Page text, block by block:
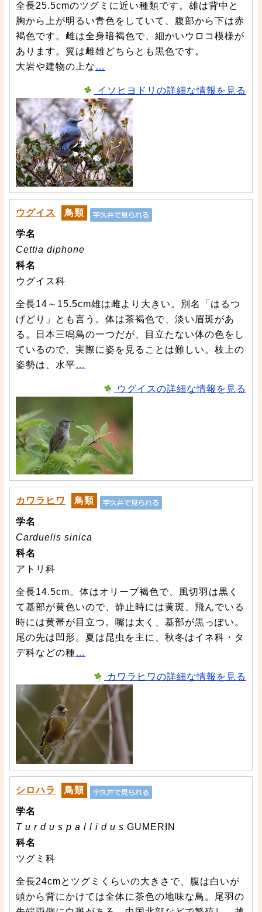
全長25.5cmのツグミに近い種類です。雄は背中と
胸から上が明るい青色をしていて、腹部から下は赤
褐色です。雌は全身暗褐色で、細かいウロコ模様が
あります。翼は雌雄どちらとも黒色です。
大岩や建物の上な …
イソヒヨドリの詳細な情報を見る
ウグイス 鳥類
学名
Cettia diphone
科名
ウグイス科
全長14～15.5cm雄は雌より大きい。別名「はるつ
げどり」とも言う。体は茶褐色で、淡い眉斑があ
る。日本三鳴鳥の一つだが、目立たない体の色をし
ているので、実際に姿を見ることは難しい。枝上の
姿勢は、水平…
ウグイスの詳細な情報を見る
カワラヒワ 鳥類
学名
Carduelis sinica
科名
アトリ科
全長14.5cm。体はオリーブ褐色で、風切羽は黒く
て基部が黄色いので、静止時には黄斑、飛んでいる
時には黄帯が目立つ。嘴は太く、基部が黒っぽい。
尾の先は凹形。夏は昆虫を主に、秋冬はイネ科・タ
デ科などの種…
カワラヒワの詳細な情報を見る
シロハラ 鳥類
学名
T u r d u s p a l l i d u s GUMERIN
科名
ツグミ科
全長24cmとツグミくらいの大きさで、腹は白いが
頭から背にかけては全体に茶色の地味な鳥。尾羽の